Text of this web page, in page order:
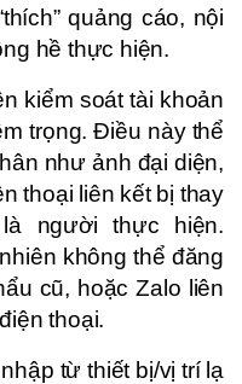
quảng cáo, nội
hề thực hiện.
kiểm soát tài khoản
trọng. Điều này thể
như ảnh đại diện,
thoại liên kết bị thay
người thực hiện.
không thể đăng
cũ, hoặc Zalo liên
thoại.
từ thiết bị/vị trí lạ